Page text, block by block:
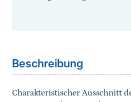
Beschreibung
Charakteristischer Ausschnitt